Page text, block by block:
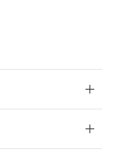
完了
い限
りま